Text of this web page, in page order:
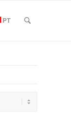
PT